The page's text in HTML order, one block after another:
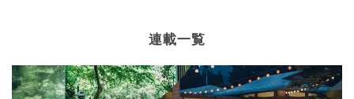
連載一覧